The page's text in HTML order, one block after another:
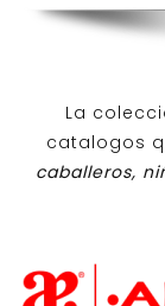
La
catalogos
caballeros,